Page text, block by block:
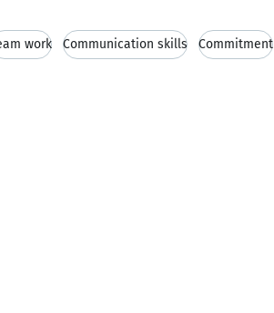
work Communication skills Commitment